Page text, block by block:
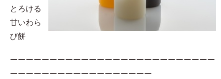
とろける
甘いわら
び餅
ーーーーーーーーーーーーーーーーーーーーーーーーーー
ーーーーーーーーーーーーーーーーーー